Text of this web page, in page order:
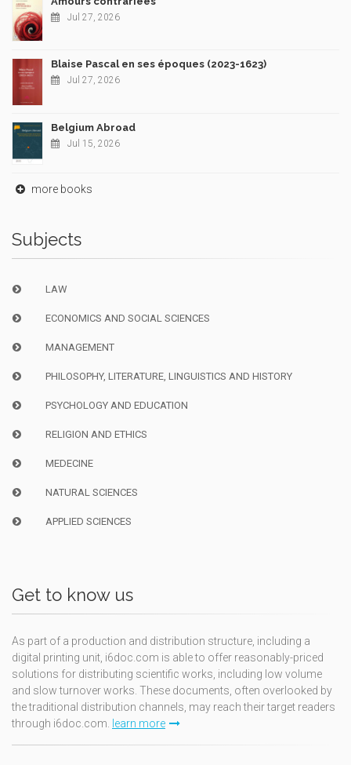
Jul 27, 2026
Blaise Pascal en ses époques (2023-1623)
Jul 27, 2026
Belgium Abroad
Jul 15, 2026
more books
Subjects
LAW
ECONOMICS AND SOCIAL SCIENCES
MANAGEMENT
PHILOSOPHY, LITERATURE, LINGUISTICS AND HISTORY
PSYCHOLOGY AND EDUCATION
RELIGION AND ETHICS
MEDECINE
NATURAL SCIENCES
APPLIED SCIENCES
Get to know us
As part of a production and distribution structure, including a
digital printing unit, i6doc.com is able to offer reasonably-priced
solutions for distributing scientific works, including low volume
and slow turnover works. These documents, often overlooked by
the traditional distribution channels, may reach their target readers
through i6doc.com. learn more